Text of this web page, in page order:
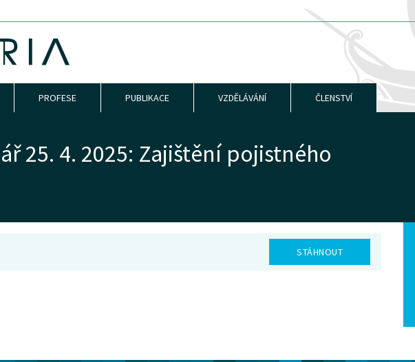
PROFESE PUBLIKACE VZDĚLÁVÁNÍ ČLENSTVÍ
25. 4. 2025: Zajištění pojistného
STÁHNOUT